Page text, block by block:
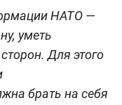
НАТО —
уметь
Для этого
брать на себя